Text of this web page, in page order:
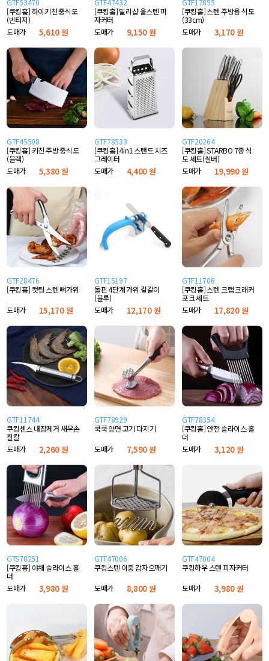
GTF53470
[쿠킹홈] 하이키친 중식도
(빈티지)
도매가
5,610 원
GTF47432
[쿠킹홈] 딜리샵 올스텐 피
자커터
도매가
9,150 원
GTF17855
[쿠킹홈] 스텐 주방용 식도
(33cm)
도매가
3,170 원
GTF45508
[쿠킹홈] 키친 주방 중식도
(블랙)
도매가
5,380 원
GTF78533
[쿠킹홈] 4in1 스탠드 치즈
그레이터
도매가
4,400 원
GTF20264
[쿠킹홈] STARBO 7종 식
도 세트(실버)
도매가
19,990 원
GTF28476
[쿠킹홈] 컷팅 스텐 뼈가위
도매가
15,170 원
GTF15197
돌핀 4단계 가위 칼갈이
(블루)
도매가
12,170 원
GTF11706
[쿠킹홈] 스텐 크랩 크래커
포크 세트
도매가
17,820 원
GTF11744
쿠킹센스 내장제거 새우손
질칼
도매가
2,260 원
GTF78929
쿡쿡 양면 고기 다지기
도매가
7,590 원
GTF78354
[쿠킹홈] 안전 슬라이스 홀
더
도매가
3,120 원
GTS78251
[쿠킹홈] 야채 슬라이스 홀
더
도매가
3,980 원
GTF47006
쿠킹스텐 이중 감자으깨기
도매가
8,800 원
GTF47004
쿠킹하우 스텐 피자커터
도매가
3,980 원